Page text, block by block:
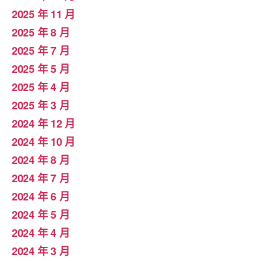
2025 年 11 月
2025 年 8 月
2025 年 7 月
2025 年 5 月
2025 年 4 月
2025 年 3 月
2024 年 12 月
2024 年 10 月
2024 年 8 月
2024 年 7 月
2024 年 6 月
2024 年 5 月
2024 年 4 月
2024 年 3 月